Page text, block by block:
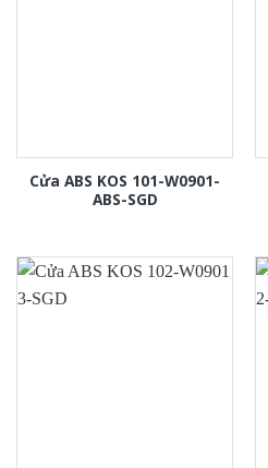
Cửa ABS KOS 101-W0901-
ABS-SGD